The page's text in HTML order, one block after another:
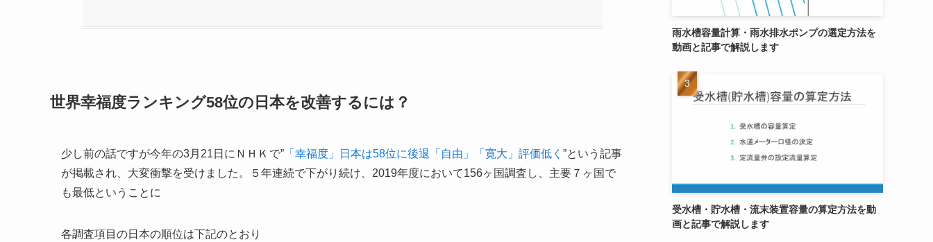
世界幸福度ランキング58位の日本を改善するには？
少し前の話ですが今年の3月21日にＮＨＫ で” 「幸福度」日本は58位に後退「自由」「寛大」評価低く ”という記事
が掲載され、大変衝撃を受けました。５年連続で下がり続け、2019年度において156ヶ国調査し、主要７ヶ国で
も最低ということに
各調査項目の日本の順位は下記のとおり
雨水槽容量計算・雨水排水ポンプの選定方法を
動画と記事で解説します
受水槽・貯水槽・流末装置容量の算定方法を動
画と記事で解説します